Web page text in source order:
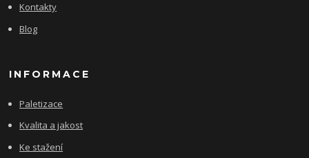
Kontakty
Blog
INFORMACE
Paletizace
Kvalita a jakost
Ke stažení